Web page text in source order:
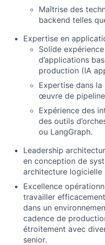
Maîtrise des
backend telles
Expertise en
Solide
d’applications
production (IA
Expertise dans
œuvre de
Expérience des
des outils
ou LangGraph.
Leadership
en conception de
architecture logicielle
Excellence
travailler
dans un
cadence de
étroitement avec
senior.